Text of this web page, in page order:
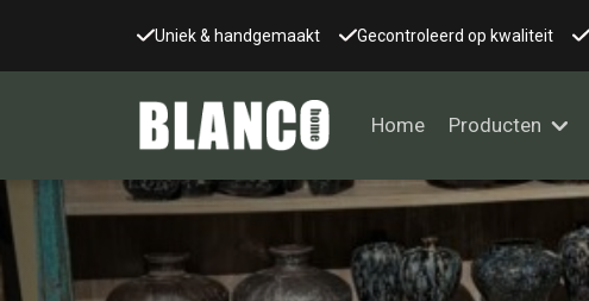
Uniek & handgemaakt Gecontroleerd op kwaliteit
Home Producten
Alle tafels